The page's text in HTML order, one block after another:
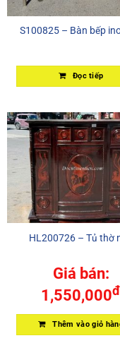
S100825 – Bàn bếp
Đọc tiếp
HL200726 – Tủ thờ
Giá bán:
1,550,000đ
Thêm vào giỏ